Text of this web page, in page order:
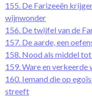
155. De Farizeeën
wijnwonder
156. De twijfel van de
157. De aarde, een
158. Nood als middel
159. Ware en
160. Iemand die op
streeft